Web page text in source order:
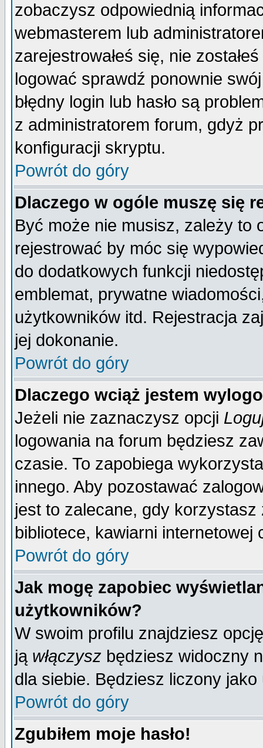
zobaczysz odpowiednią
webmasterem lub
zarejestrowałeś się, nie
logować sprawdź ponownie
błędny login lub hasło są
z administratorem forum, gdyż
konfiguracji skryptu.
Powrót do góry
Dlaczego w ogóle muszę się
Być może nie musisz, zależy to
rejestrować by móc się
do dodatkowych funkcji
emblemat, prywatne
użytkowników itd. Rejestracja
jej dokonanie.
Powrót do góry
Dlaczego wciąż jestem
Jeżeli nie zaznaczysz opcji
logowania na forum będziesz
czasie. To zapobiega
innego. Aby pozostawać
jest to zalecane, gdy
bibliotece, kawiarni internetowej
Powrót do góry
Jak mogę zapobiec
użytkowników?
W swoim profilu znajdziesz
ją włączysz będziesz widoczny
dla siebie. Będziesz liczony
Powrót do góry
Zgubiłem moje hasło!